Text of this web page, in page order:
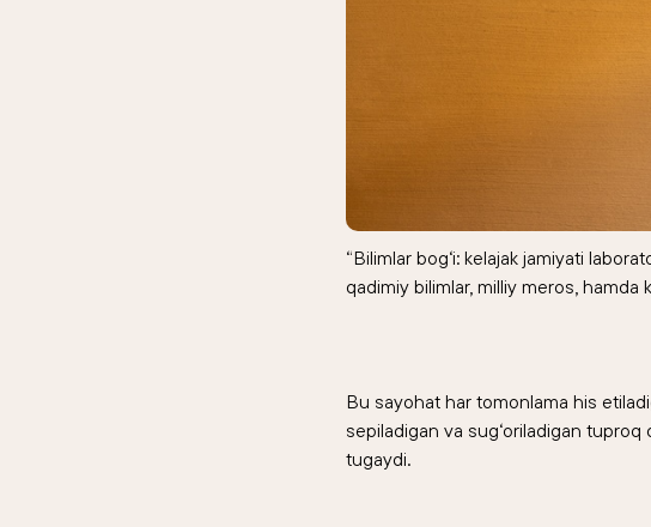
“Bilimlar bog‘i: kelajak jamiyati
qadimiy bilimlar, milliy meros,
Bu sayohat har tomonlama his
sepiladigan va sug‘oriladigan
tugaydi.